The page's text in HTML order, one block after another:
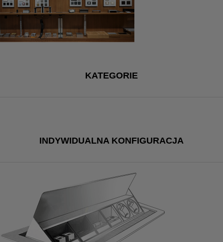
KATEGORIE
INDYWIDUALNA KONFIGURACJA